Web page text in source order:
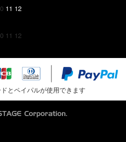
11 12
11 12
とペイパルが使用できます